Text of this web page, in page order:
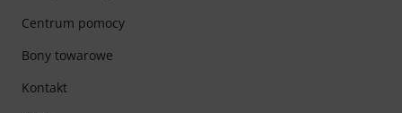
Centrum pomocy
Bony towarowe
Kontakt